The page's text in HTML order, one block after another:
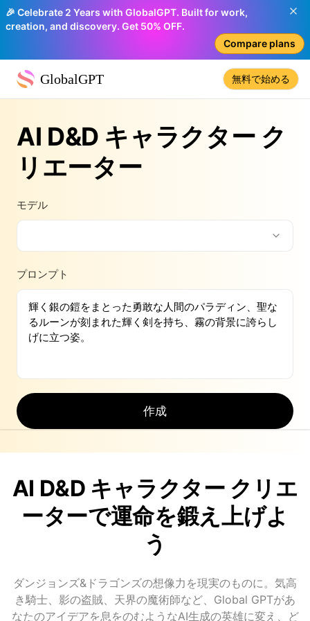
🎉 Celebrate 2 Years with GlobalGPT. Built for work,
creation, and discovery. Get 50% OFF.
Compare plans
GlobalGPT 無料で始める
AI D&D キャラクター ク
リエーター
モデル
プロンプト
作成
AI D&D キャラクター クリエ
ーターで運命を鍛え上げよ
う
ダンジョンズ&ドラゴンズの想像力を現実のものに。気高
き騎士、影の盗賊、天界の魔術師など、Global GPTがあ
なたのアイデアを息をのむようなAI生成の英雄に変え、ど